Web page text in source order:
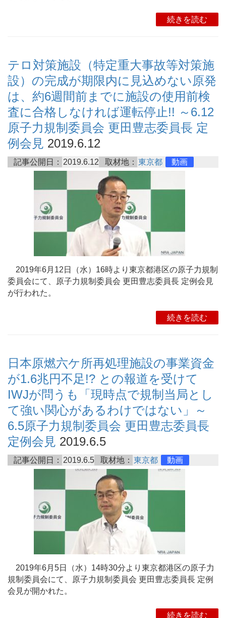
続きを読む
テロ対策施設（特定重大事故等対策施
設）の完成が期限内に見込めない原発
は、約6週間前までに施設の使用前検
査に合格しなければ運転停止!! ～6.12
原子力規制委員会 更田豊志委員長 定
例会見 2019.6.12
記事公開日： 2019.6.12 取材地： 東京都 動画
2019年6月12日（水）16時より東京都港区の原子力規制
委員会にて、原子力規制委員会 更田豊志委員長 定例会見
が行われた。
続きを読む
日本原燃六ケ所再処理施設の事業資金
が1.6兆円不足!? との報道を受けて
IWJが問うも「現時点で規制当局とし
て強い関心があるわけではない」～
6.5原子力規制委員会 更田豊志委員長
定例会見 2019.6.5
記事公開日： 2019.6.5 取材地： 東京都 動画
2019年6月5日（水）14時30分より東京都港区の原子力
規制委員会にて、原子力規制委員会 更田豊志委員長 定例
会見が開かれた。
続きを読む